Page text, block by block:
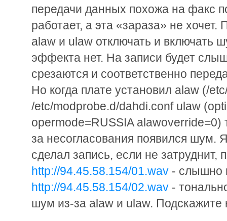
передачи данных похожа на факс
работает, а эта «зараза» не хочет.
alaw и ulaw отключать и включать
эффекта нет. На записи будет
срезаются и соответственно
Но когда плате установил alaw (/
/etc/modprobe.d/dahdi.conf ulaw
opermode=RUSSIA alawoverride=0)
за несогласования появился шум.
сделал запись, если не затруднит,
http://94.45.58.154/01.wav - слышно
http://94.45.58.154/02.wav -
шум из-за alaw и ulaw. Подскажите